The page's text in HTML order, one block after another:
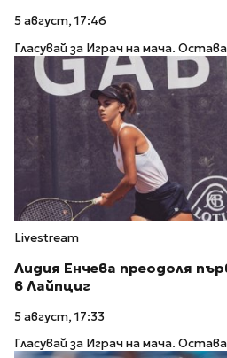
5 август, 17:46
Гласувай за Играч на мача.
Livestream
Лидия Енчева преодоля
в Лайпциг
5 август, 17:33
Гласувай за Играч на мача.